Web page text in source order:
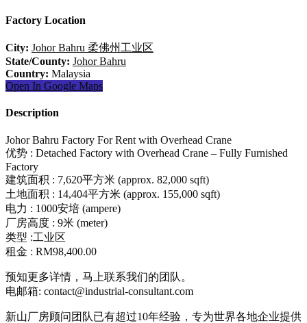
Factory Location
City: Johor Bahru 柔佛州工业区
State/County: Johor Bahru
Country: Malaysia
Open In Google Maps
Description
Johor Bahru Factory For Rent with Overhead Crane
优势 : Detached Factory with Overhead Crane – Fully Furnished
Factory
建筑面积 : 7,620平方米 (approx. 82,000 sqft)
土地面积 : 14,404平方米 (approx. 155,000 sqft)
电力 : 1000安培 (ampere)
厂房高度 : 9米 (meter)
类型 :工业区
​租金 : RM98,400.00
预知更多详情，马上联系我们的团队。
电邮箱: contact@industrial-consultant.com
新山厂房顾问团队已有超过10年经验，专为世界各地企业提供